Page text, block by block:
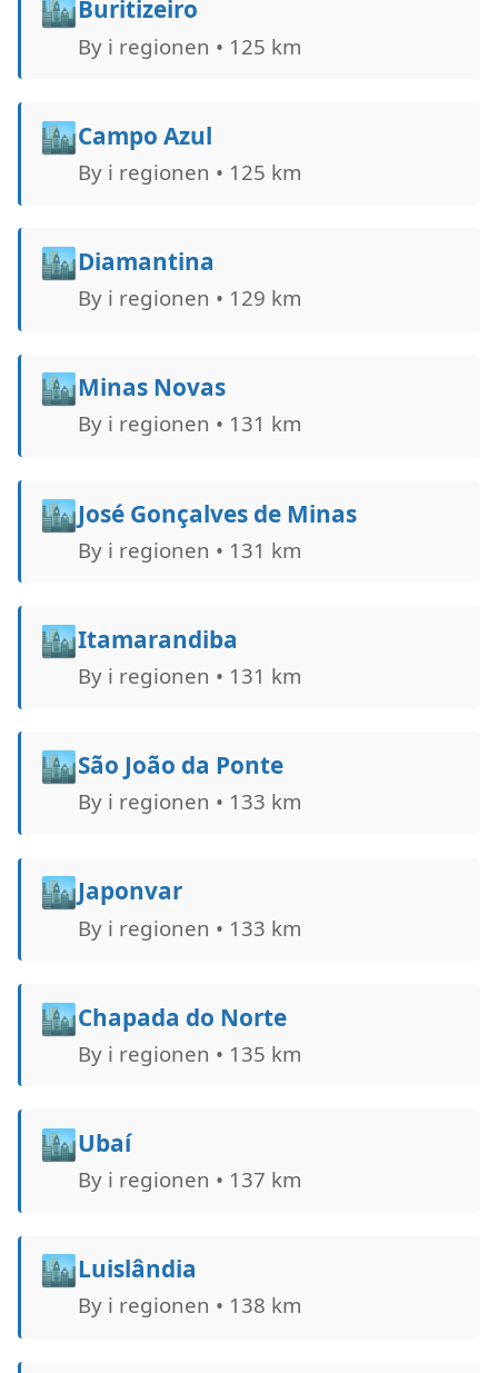
🏙️Buritizeiro
By i regionen • 125 km
🏙️Campo Azul
By i regionen • 125 km
🏙️Diamantina
By i regionen • 129 km
🏙️Minas Novas
By i regionen • 131 km
🏙️José Gonçalves de Minas
By i regionen • 131 km
🏙️Itamarandiba
By i regionen • 131 km
🏙️São João da Ponte
By i regionen • 133 km
🏙️Japonvar
By i regionen • 133 km
🏙️Chapada do Norte
By i regionen • 135 km
🏙️Ubaí
By i regionen • 137 km
🏙️Luislândia
By i regionen • 138 km